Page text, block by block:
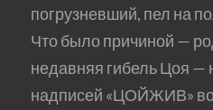
погрузневший, пел на
Что было причиной —
недавняя гибель Цоя —
надписей «ЦОЙЖИВ»